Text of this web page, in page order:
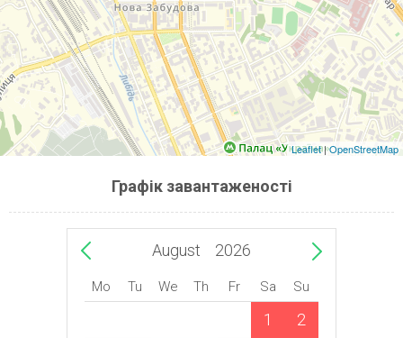
Leaflet|OpenStreetMap
Графік завантаженості
August 2026
Mo Tu We Th Fr Sa Su
1
2